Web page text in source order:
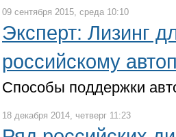
09 сентября 2015, среда 10:10
Эксперт: Лизинг
российскому
Способы поддержки
18 декабря 2014, четверг 11:23